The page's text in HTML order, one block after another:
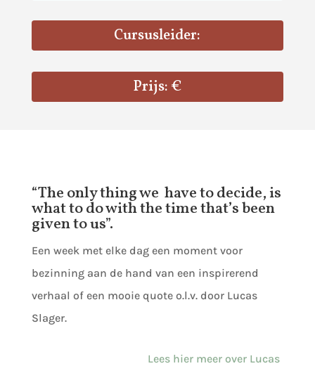
Cursusleider:
Prijs: €
“The only thing we have to decide, is
what to do with the time that’s been
given to us”.
Een week met elke dag een moment voor
bezinning aan de hand van een inspirerend
verhaal of een mooie quote o.l.v. door Lucas
Slager.
Lees hier meer over Lucas